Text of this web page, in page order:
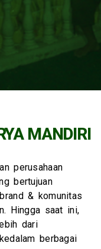
MANDIRI
perusahaan
bertujuan
& komunitas
Hingga saat ini,
dari
berbagai